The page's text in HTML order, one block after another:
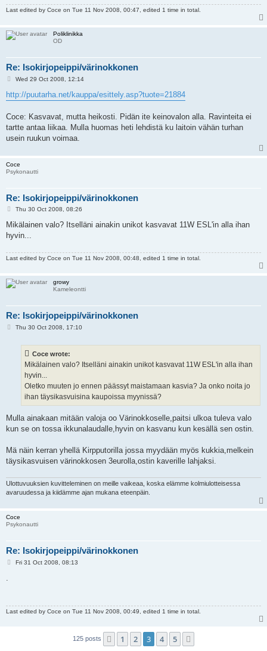
Last edited by Coce on Tue 11 Nov 2008, 00:47, edited 1 time in total.
Poliklinikka
OD
Re: Isokirjopeippi/värinokkonen
P
s
t
Wed 29 Oct 2008, 12:14
http://puutarha.net/kauppa/esittely.asp?tuote=21884
Coce: Kasvavat, mutta heikosti. Pidän ite keinovalon alla. Ravinteita ei
tartte antaa liikaa. Mulla huomas heti lehdistä ku laitoin vähän turhan
usein ruukun voimaa.
Coce
Psykonautti
Re: Isokirjopeippi/värinokkonen
P
s
Thu 30 Oct 2008, 08:26
Mikälainen valo? Itselläni ainakin unikot kasvavat 11W ESL'in alla ihan
hyvin...
Last edited by Coce on Tue 11 Nov 2008, 00:48, edited 1 time in total.
growy
Kameleontti
Re: Isokirjopeippi/värinokkonen
PThu 30 Oct 2008, 17:10
Coce wrote:
Mikälainen valo? Itselläni ainakin unikot kasvavat 11W ESL'in alla ihan
hyvin...
Oletko muuten jo ennen päässyt maistamaan kasvia? Ja onko noita jo
ihan täysikasvuisina kaupoissa myynissä?
Mulla ainakaan mitään valoja oo Värinokkoselle,paitsi ulkoa tuleva valo
kun se on tossa ikkunalaudalle,hyvin on kasvanu kun kesällä sen ostin.
Mä näin kerran yhellä Kirpputorilla jossa myydään myös kukkia,melkein
täysikasvuisen värinokkosen 3eurolla,ostin kaverille lahjaksi.
Ulottuvuuksien kuvitteleminen on meille vaikeaa, koska elämme kolmiulotteisessa
avaruudessa ja kiidämme ajan mukana eteenpäin.
Coce
Psykonautti
Re: Isokirjopeippi/värinokkonen
PFri 31 Oct 2008, 08:13
Last edited by Coce on Tue 11 Nov 2008, 00:49, edited 1 time in total.
125 posts Previous
1 2 3 4 5